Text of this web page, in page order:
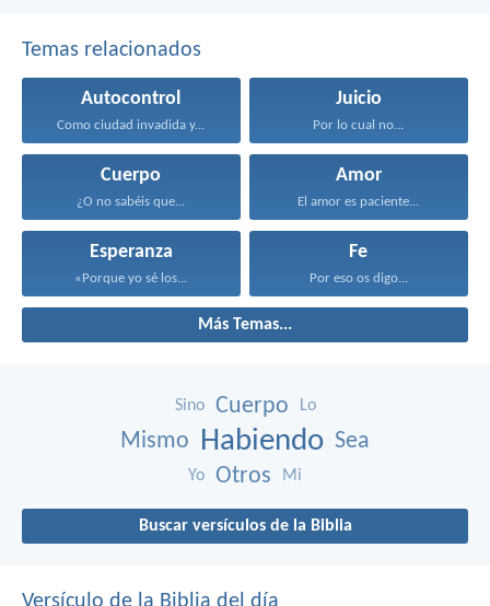
Temas relacionados
Autocontrol
Como ciudad invadida y...
Juicio
Por lo cual no...
Cuerpo
¿O no sabéis que...
Amor
El amor es paciente...
Esperanza
«Porque yo sé los...
Fe
Por eso os digo...
Más Temas...
Sino Cuerpo Lo
Mismo Habiendo Sea
Yo Otros Mi
Buscar versículos de la Biblia
Versículo de la Biblia del día